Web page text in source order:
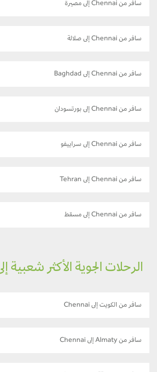
سافر من Chennai إلى مصيرة
سافر من Chennai إلى صلالة
سافر من Chennai إلى Baghdad
سافر من Chennai إلى بورتسودان
سافر من Chennai إلى سراييفو
سافر من Chennai إلى Tehran
سافر من Chennai إلى مسقط
الرحلات الجوية الأكثر شعبية إلى Chennai
سافر من الكويت إلى Chennai
سافر من Almaty إلى Chennai